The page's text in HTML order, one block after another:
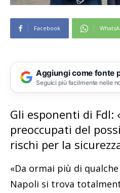
Facebook
Aggiungi come fonte
Seguici più facilmente nelle
Gli esponenti di FdI:
preoccupati del
rischi per la
«Da ormai più di
Napoli si trova